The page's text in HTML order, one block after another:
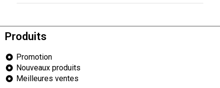
Produits
Promotion
Nouveaux produits
Meilleures ventes